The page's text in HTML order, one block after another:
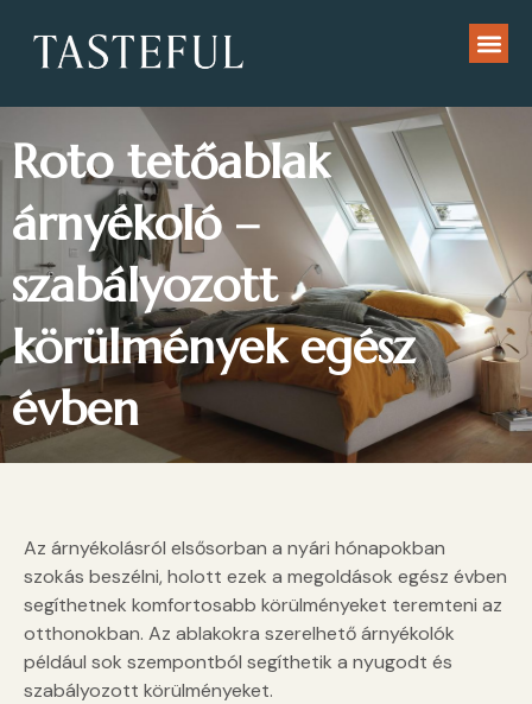
Roto tetőablak
árnyékoló –
szabályozott
körülmények egész
évben
Az árnyékolásról elsősorban a nyári hónapokban
szokás beszélni, holott ezek a megoldások egész évben
segíthetnek komfortosabb körülményeket teremteni az
otthonokban. Az ablakokra szerelhető árnyékolók
például sok szempontból segíthetik a nyugodt és
szabályozott körülményeket.